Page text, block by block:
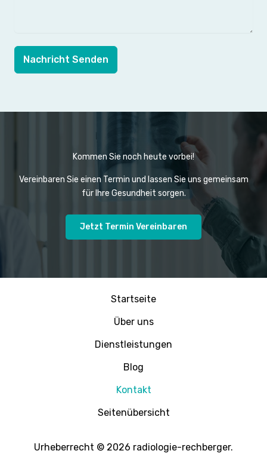
Nachricht Senden
Kommen Sie noch heute vorbei!
Vereinbaren Sie einen Termin und lassen Sie uns gemeinsam
für Ihre Gesundheit sorgen.
Jetzt Termin Vereinbaren
Startseite
Über uns
Dienstleistungen
Blog
Kontakt
Seitenübersicht
Urheberrecht © 2026 radiologie-rechberger.